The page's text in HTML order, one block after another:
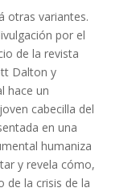
otras variantes.
por el
de la revista
Dalton y
hace un
cabecilla del
en una
humaniza
y revela cómo,
de la crisis de la